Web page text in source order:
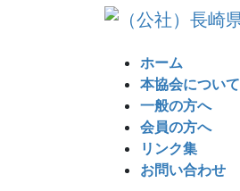
ホーム
本協会について
一般の方へ
会員の方へ
リンク集
お問い合わせ